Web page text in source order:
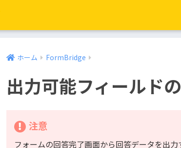
ホーム FormBridge
出力可能フィールド
注意
フォームの回答完了画面から回答データを出力